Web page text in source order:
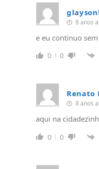
8 anos
e eu continuo
0 0
Renato
8 anos
aqui na
0 0